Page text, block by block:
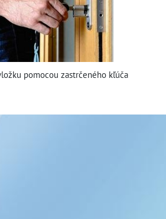
pomocou zastrčeného kľúča